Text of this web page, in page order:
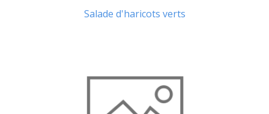
Salade d'haricots verts